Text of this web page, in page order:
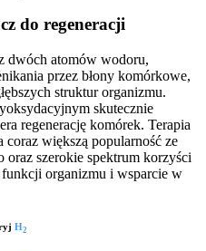
do regeneracji
dwóch atomów wodoru,
przez błony komórkowe,
struktur organizmu.
skutecznie
regenerację komórek. Terapia
większą popularność ze
oraz szerokie spektrum korzyści
organizmu i wsparcie w
H2